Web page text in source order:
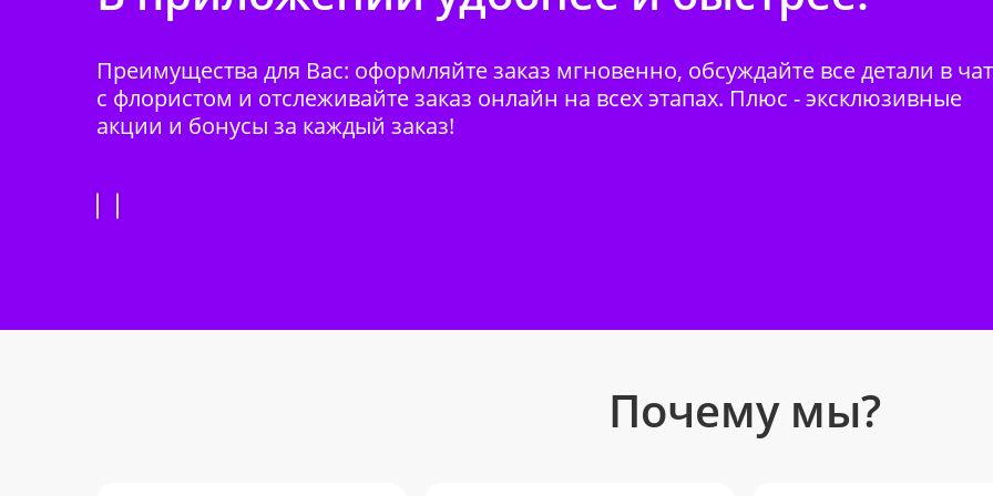
Преимущества для Вас: оформляйте заказ мгновенно, обсуждайте все детали в
с флористом и отслеживайте заказ онлайн на всех этапах. Плюс - эксклюзивные
акции и бонусы за каждый заказ!
Почему мы?